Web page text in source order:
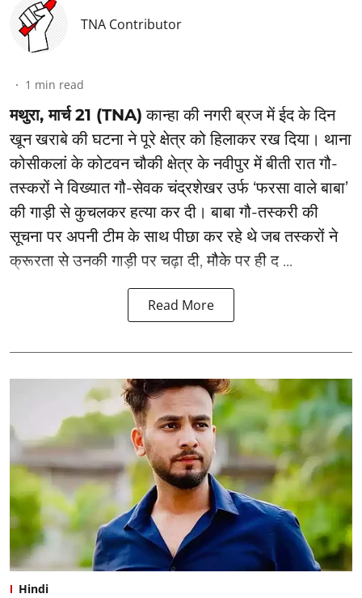
TNA Contributor
1 min read
मथुरा, मार्च 21 (TNA) कान्हा की नगरी ब्रज में ईद के दिन
खून खराबे की घटना ने पूरे क्षेत्र को हिलाकर रख दिया। थाना
कोसीकलां के कोटवन चौकी क्षेत्र के नवीपुर में बीती रात गौ-
तस्करों ने विख्यात गौ-सेवक चंद्रशेखर उर्फ ‘फरसा वाले बाबा’
की गाड़ी से कुचलकर हत्या कर दी। बाबा गौ-तस्करी की
सूचना पर अपनी टीम के साथ पीछा कर रहे थे जब तस्करों ने
क्रूरता से उनकी गाड़ी पर चढ़ा दी, मौके पर ही द ...
Read More
Hindi